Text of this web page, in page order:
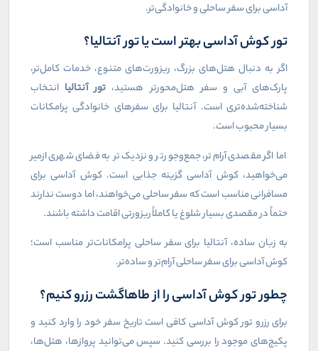
آداسی برای سفر ساحلی و خانوادگی‌تر.
تور کوش آداسی بهتر است یا تور آنتالیا؟
اگر به دنبال هتل‌های بزرگ، ریزورت‌های متنوع، خدمات کامل‌تر،
پارک‌های آبی و سفر هتل‌محورتر هستید، تور آنتالیا انتخاب
شناخته‌شده‌تری است. آنتالیا برای سفرهای خانوادگی پرامکانات
بسیار محبوب است.
اما اگر مقصدی آرام‌تر، جمع‌وجورتر و نزدیک‌تر به فضای شهری ازمیر
می‌خواهید، کوش آداسی گزینه جذابی است. کوش آداسی برای
مسافرانی مناسب است که سفر ساحلی می‌خواهند، اما دوست ندارند
حتماً در مقصدی بسیار شلوغ یا کاملاً ریزورتی اقامت داشته باشند.
به زبان ساده، آنتالیا برای سفر ساحلی پرامکانات‌تر مناسب است؛
کوش آداسی برای سفر ساحلی آرام‌تر و ساده‌تر.
چطور تور کوش آداسی را از طاهاگشت رزرو کنیم؟
برای رزرو تور کوش آداسی کافی است تاریخ سفر خود را وارد کنید و
پکیج‌های موجود را بررسی کنید. سپس می‌توانید پروازها، هتل‌ها،